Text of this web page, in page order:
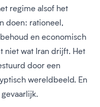
regime alsof het
doen: rationeel,
en economisch
niet wat Iran drijft. Het
door een
wereldbeeld. En